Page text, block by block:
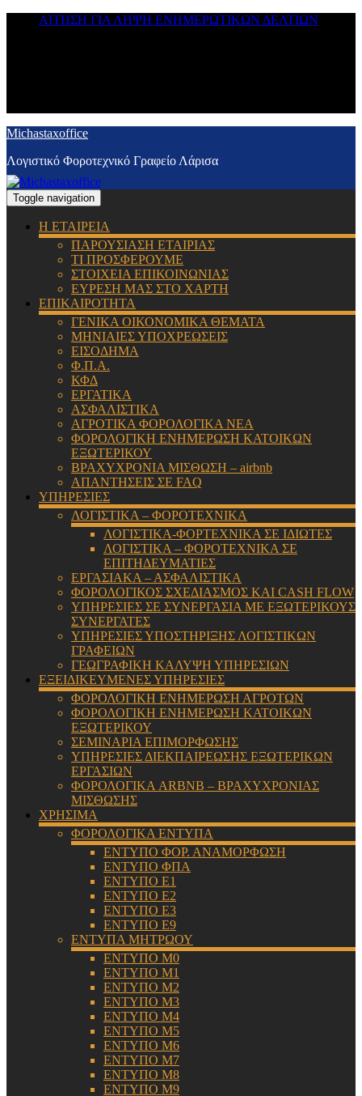
ΑΙΤΗΣΗ ΓΙΑ ΛΗΨΗ ΕΝΗΜΕΡΩΤΙΚΩΝ ΔΕΛΤΙΩΝ
Michastaxoffice
Λογιστικό Φοροτεχνικό Γραφείο Λάρισα
Toggle navigation
Η ΕΤΑΙΡΕΙΑ
ΠΑΡΟΥΣΙΑΣΗ ΕΤΑΙΡΙΑΣ
ΤΙ ΠΡΟΣΦΕΡΟΥΜΕ
ΣΤΟΙΧΕΙΑ ΕΠΙΚΟΙΝΩΝΙΑΣ
ΕΥΡΕΣΗ ΜΑΣ ΣΤΟ ΧΑΡΤΗ
ΕΠΙΚΑΙΡΟΤΗΤΑ
ΓΕΝΙΚΑ ΟΙΚΟΝΟΜΙΚΑ ΘΕΜΑΤΑ
ΜΗΝΙΑΙΕΣ ΥΠΟΧΡΕΩΣΕΙΣ
ΕΙΣΟΔΗΜΑ
Φ.Π.Α.
ΚΦΔ
ΕΡΓΑΤΙΚΑ
ΑΣΦΑΛΙΣΤΙΚΑ
ΑΓΡΟΤΙΚΑ ΦΟΡΟΛΟΓΙΚΑ ΝΕΑ
ΦΟΡΟΛΟΓΙΚΗ ΕΝΗΜΕΡΩΣΗ ΚΑΤΟΙΚΩΝ
ΕΞΩΤΕΡΙΚΟΥ
ΒΡΑΧΥΧΡΟΝΙΑ ΜΙΣΘΩΣΗ – airbnb
ΑΠΑΝΤΗΣΕΙΣ ΣΕ FAQ
ΥΠΗΡΕΣΙΕΣ
ΛΟΓΙΣΤΙΚΑ – ΦΟΡΟΤΕΧΝΙΚΑ
ΛΟΓΙΣΤΙΚΑ-ΦΟΡΤΕΧΝΙΚΑ ΣΕ ΙΔΙΩΤΕΣ
ΛΟΓΙΣΤΙΚΑ – ΦΟΡΟΤΕΧΝΙΚΑ ΣΕ
ΕΠΙΤΗΔΕΥΜΑΤΙΕΣ
ΕΡΓΑΣΙΑΚΑ – ΑΣΦΑΛΙΣΤΙΚΑ
ΦΟΡΟΛΟΓΙΚΟΣ ΣΧΕΔΙΑΣΜΟΣ ΚΑΙ CASH FLOW
ΥΠΗΡΕΣΙΕΣ ΣΕ ΣΥΝΕΡΓΑΣΙΑ ΜΕ ΕΞΩΤΕΡΙΚΟΥΣ
ΣΥΝΕΡΓΑΤΕΣ
ΥΠΗΡΕΣΙΕΣ ΥΠΟΣΤΗΡΙΞΗΣ ΛΟΓΙΣΤΙΚΩΝ
ΓΡΑΦΕΙΩΝ
ΓΕΩΓΡΑΦΙΚΗ ΚΑΛΥΨΗ ΥΠΗΡΕΣΙΩΝ
ΕΞΕΙΔΙΚΕΥΜΕΝΕΣ ΥΠΗΡΕΣΙΕΣ
ΦΟΡΟΛΟΓΙΚΗ ΕΝΗΜΕΡΩΣΗ ΑΓΡΟΤΩΝ
ΦΟΡΟΛΟΓΙΚΗ ΕΝΗΜΕΡΩΣΗ ΚΑΤΟΙΚΩΝ
ΕΞΩΤΕΡΙΚΟΥ
ΣΕΜΙΝΑΡΙΑ ΕΠΙΜΟΡΦΩΣΗΣ
ΥΠΗΡΕΣΙΕΣ ΔΙΕΚΠΑΙΡΕΩΣΗΣ ΕΞΩΤΕΡΙΚΩΝ
ΕΡΓΑΣΙΩΝ
ΦΟΡΟΛΟΓΙΚΑ ARBNB – ΒΡΑΧΥΧΡΟΝΙΑΣ
ΜΙΣΘΩΣΗΣ
ΧΡΗΣΙΜΑ
ΦΟΡΟΛΟΓΙΚΑ ΕΝΤΥΠΑ
ΕΝΤΥΠΟ ΦΟΡ. ΑΝΑΜΟΡΦΩΣΗ
ΕΝΤΥΠΟ ΦΠΑ
ΕΝΤΥΠΟ Ε1
ΕΝΤΥΠΟ Ε2
ΕΝΤΥΠΟ Ε3
ΕΝΤΥΠΟ Ε9
ΕΝΤΥΠΑ ΜΗΤΡΩΟΥ
ΕΝΤΥΠΟ Μ0
ΕΝΤΥΠΟ Μ1
ΕΝΤΥΠΟ Μ2
ΕΝΤΥΠΟ Μ3
ΕΝΤΥΠΟ Μ4
ΕΝΤΥΠΟ Μ5
ΕΝΤΥΠΟ Μ6
ΕΝΤΥΠΟ Μ7
ΕΝΤΥΠΟ Μ8
ΕΝΤΥΠΟ Μ9